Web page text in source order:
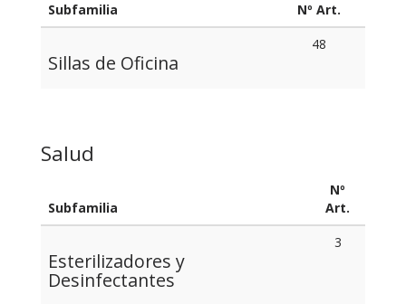
Subfamilia Nº Art.
Sillas de Oficina
48
Salud
Subfamilia
Nº
Art.
Esterilizadores y
Desinfectantes
3